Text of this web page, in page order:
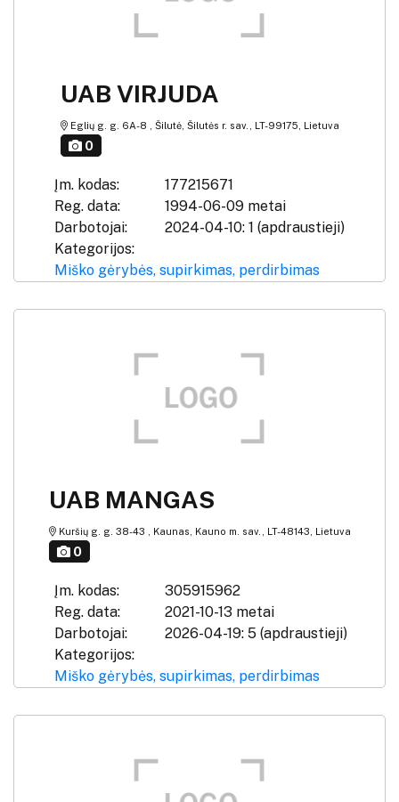
UAB VIRJUDA
Eglių g. g. 6A-8 , Šilutė, Šilutės r. sav., LT-99175, Lietuva
0
Įm. kodas:
177215671
Reg. data:
1994-06-09 metai
Darbotojai:
2024-04-10: 1 (apdraustieji)
Kategorijos:
Miško gėrybės, supirkimas, perdirbimas
UAB MANGAS
Kuršių g. g. 38-43 , Kaunas, Kauno m. sav., LT-48143, Lietuva
0
Įm. kodas:
305915962
Reg. data:
2021-10-13 metai
Darbotojai:
2026-04-19: 5 (apdraustieji)
Kategorijos:
Miško gėrybės, supirkimas, perdirbimas